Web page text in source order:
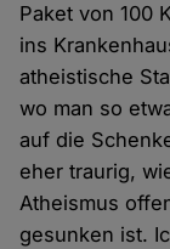
Paket von 100
ins
atheistische
wo man so
auf die
eher traurig,
Atheismus
gesunken ist.